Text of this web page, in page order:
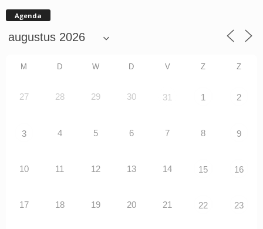
Agenda
M D W D V Z Z
27 28 29 30 31 1 2
3 4 5 6 7 8 9
10 11 12 13 14 15 16
17 18 19 20 21 22 23